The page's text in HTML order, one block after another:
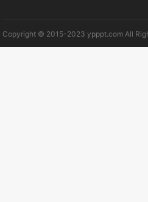
Copyright © 2015-2023 ypppt.com All